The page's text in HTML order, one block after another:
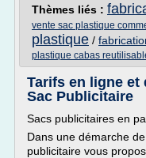
Thèmes liés :
vente sac plastique
plastique /
plastique cabas
Tarifs en ligne et
Sac Publicitaire
Sacs publicitaires en
Dans une démarche
publicitaire vous